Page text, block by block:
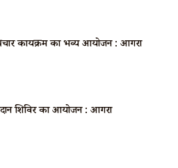
कार्यक्रम का भव्य आयोजन : आगरा
शिविर का आयोजन : आगरा